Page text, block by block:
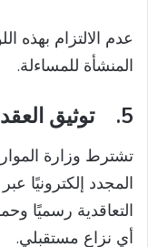
عدم الالتزام بهذه
المنشأة للمساءلة.
5. توثيق
تشترط وزارة
المجدد إلكترونيًا
التعاقدية رسميًا
أي نزاع مستقبلي.